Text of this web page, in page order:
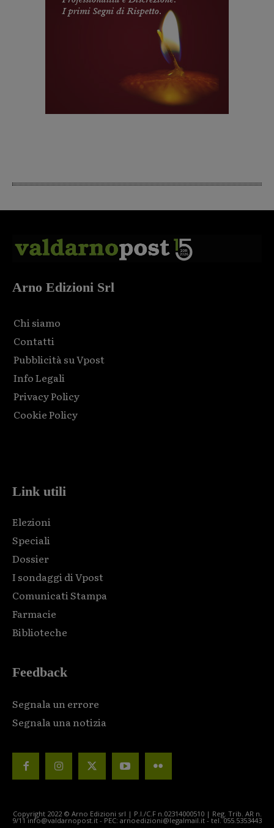
Arno Edizioni Srl
Chi siamo
Contatti
Pubblicità su Vpost
Info Legali
Privacy Policy
Cookie Policy
Link utili
Elezioni
Speciali
Dossier
I sondaggi di Vpost
Comunicati Stampa
Farmacie
Biblioteche
Feedback
Segnala un errore
Segnala una notizia
Copyright 2022 © Arno Edizioni srl | P.I./C.F n.02314000510 | Reg. Trib. AR n.
9/11 info@valdarnopost.it - PEC: arnoedizioni@legalmail.it - tel. 055.5353443